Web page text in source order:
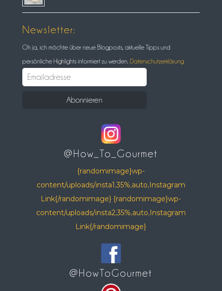
Newsletter:
Oh ja, ich möchte über neue Blogposts, aktuelle Tipps und
persönliche Highlights informiert zu werden. Datenschutzerklärung
@How_To_Gourmet
{randomimage}wp-
content/uploads/insta1,35%,auto,Instagram
Link{/randomimage} {randomimage}wp-
content/uploads/insta2,35%,auto,Instagram
Link{/randomimage}
@HowToGourmet